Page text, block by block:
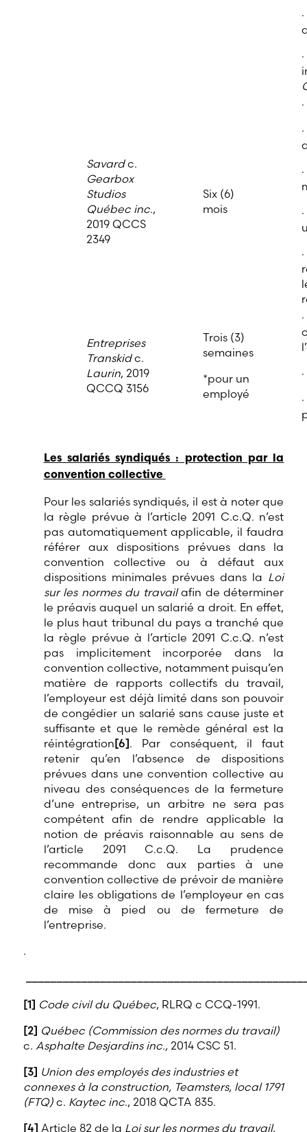
Savardc.
Gearbox
Studios
Québec inc.,
2019 QCCS
2349
Six (6)
mois
Entreprises
Transkidc.
Laurin, 2019
QCCQ 3156
Trois (3)
semaines
*pour un
employé
Les salariés syndiqués : protection par la
convention collective
Pour les salariés syndiqués, il est à noter que
la règle prévue à l’article 2091 C.c.Q. n’est
pas automatiquement applicable, il faudra
référer aux dispositions prévues dans la
convention collective ou à défaut aux
dispositions minimales prévues dans la Loi
sur les normes du travailafin de déterminer
le préavis auquel un salarié a droit. En effet,
le plus haut tribunal du pays a tranché que
la règle prévue à l’article 2091 C.c.Q. n’est
pas implicitement incorporée dans la
convention collective, notamment puisqu’en
matière de rapports collectifs du travail,
l’employeur est déjà limité dans son pouvoir
de congédier un salarié sans cause juste et
suffisante et que le remède général est la
réintégration[6]. Par conséquent, il faut
retenir qu’en l’absence de dispositions
prévues dans une convention collective au
niveau des conséquences de la fermeture
d’une entreprise, un arbitre ne sera pas
compétent afin de rendre applicable la
notion de préavis raisonnable au sens de
l’article 2091 C.c.Q. La prudence
recommande donc aux parties à une
convention collective de prévoir de manière
claire les obligations de l’employeur en cas
de mise à pied ou de fermeture de
l’entreprise.
.
[1] Code civil du Québec, RLRQ c CCQ-1991.
[2] Québec (Commission des normes du travail)
c. Asphalte Desjardins inc., 2014 CSC 51.
[3] Union des employés des industries et
connexes à la construction, Teamsters, local 1791
(FTQ)c. Kaytec inc., 2018 QCTA 835.
[4] Article 82 de la Loi sur les normes du travail,